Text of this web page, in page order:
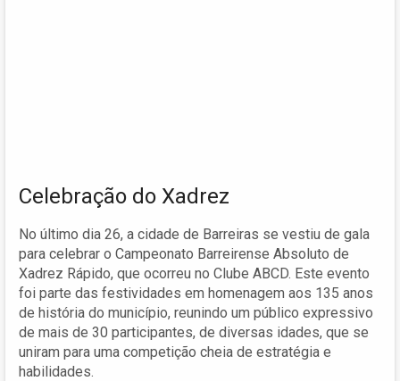
Celebração do Xadrez
No último dia 26, a cidade de Barreiras se vestiu de gala
para celebrar o Campeonato Barreirense Absoluto de
Xadrez Rápido, que ocorreu no Clube ABCD. Este evento
foi parte das festividades em homenagem aos 135 anos
de história do município, reunindo um público expressivo
de mais de 30 participantes, de diversas idades, que se
uniram para uma competição cheia de estratégia e
habilidades.